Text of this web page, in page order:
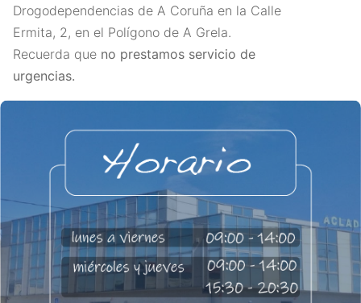
Drogodependencias de A Coruña en la Calle
Ermita, 2, en el Polígono de A Grela.
Recuerda que no prestamos servicio de
urgencias.